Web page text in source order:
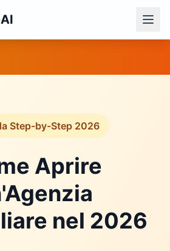
Step-by-Step 2026
Aprire
nel 2026